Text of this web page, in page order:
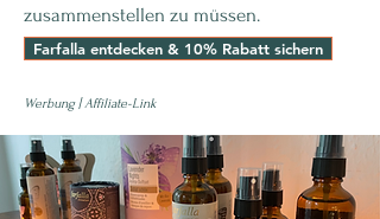
zusammenstellen zu müssen.
Farfalla entdecken & 10% Rabatt sichern
Werbung | Affiliate-Link